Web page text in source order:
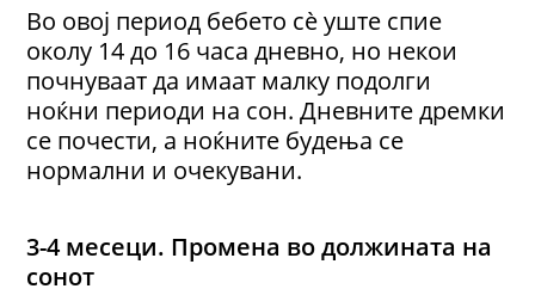
Во овој период бебето сè уште спие
околу 14 до 16 часа дневно, но некои
почнуваат да имаат малку подолги
ноќни периоди на сон. Дневните дремки
се почести, а ноќните будења се
нормални и очекувани.
3-4 месеци. Промена водолжината на
сонот